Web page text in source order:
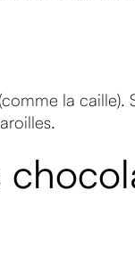
la caille).